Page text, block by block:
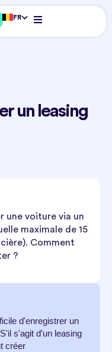
FR
un leasing
une voiture via un
maximale de 15
Comment
?
d'enregistrer un
s'agit d'un leasing
créer